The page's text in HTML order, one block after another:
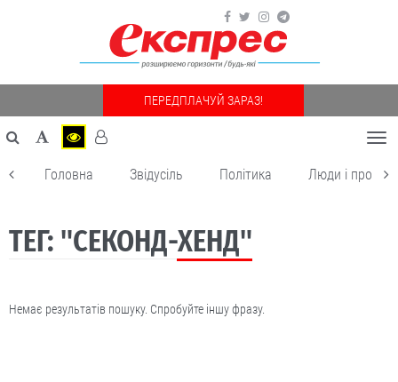
ПЕРЕДПЛАЧУЙ ЗАРАЗ!
Головна Звідусіль Політика Люди і
ТЕГ: "СЕКОНД-ХЕНД"
Немає результатів пошуку. Спробуйте іншу фразу.